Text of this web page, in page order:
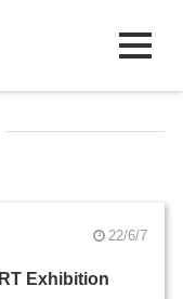
22/6/7
Exhibition